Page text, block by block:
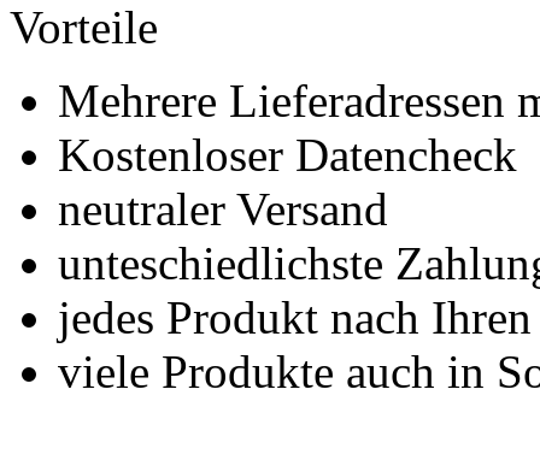
Vorteile
Mehrere Lieferadressen
Kostenloser Datencheck
neutraler Versand
unteschiedlichste
jedes Produkt nach
viele Produkte auch in